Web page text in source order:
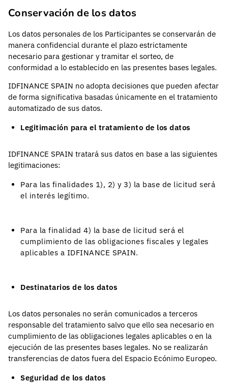
Conservación de los datos
Los datos personales de los Participantes se conservarán de
manera confidencial durante el plazo estrictamente
necesario para gestionar y tramitar el sorteo, de
conformidad a lo establecido en las presentes bases legales.
IDFINANCE SPAIN no adopta decisiones que pueden afectar
de forma significativa basadas únicamente en el tratamiento
automatizado de sus datos.
Legitimación para el tratamiento de los datos
IDFINANCE SPAIN tratará sus datos en base a las siguientes
legitimaciones:
Para las finalidades 1), 2) y 3) la base de licitud será
el interés legítimo.
Para la finalidad 4) la base de licitud será el
cumplimiento de las obligaciones fiscales y legales
aplicables a IDFINANCE SPAIN.
Destinatarios de los datos
Los datos personales no serán comunicados a terceros
responsable del tratamiento salvo que ello sea necesario en
cumplimiento de las obligaciones legales aplicables o en la
ejecución de las presentes bases legales. No se realizarán
transferencias de datos fuera del Espacio Ecónimo Europeo.
Seguridad de los datos